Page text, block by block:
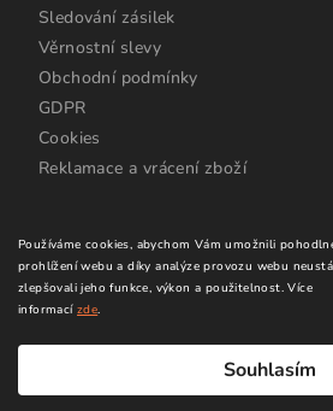
Používáme cookies, abychom Vám umožnili
prohlížení webu a díky analýze provozu webu
zlepšovali jeho funkce, výkon a použitelnost.Více
informacízde.
Souhlasím
Sledování zásilek
Věrnostní slevy
Obchodní podmínky
GDPR
Cookies
Reklamace a vrácení zboží
vyhrazena.Upravit
Vytvořil